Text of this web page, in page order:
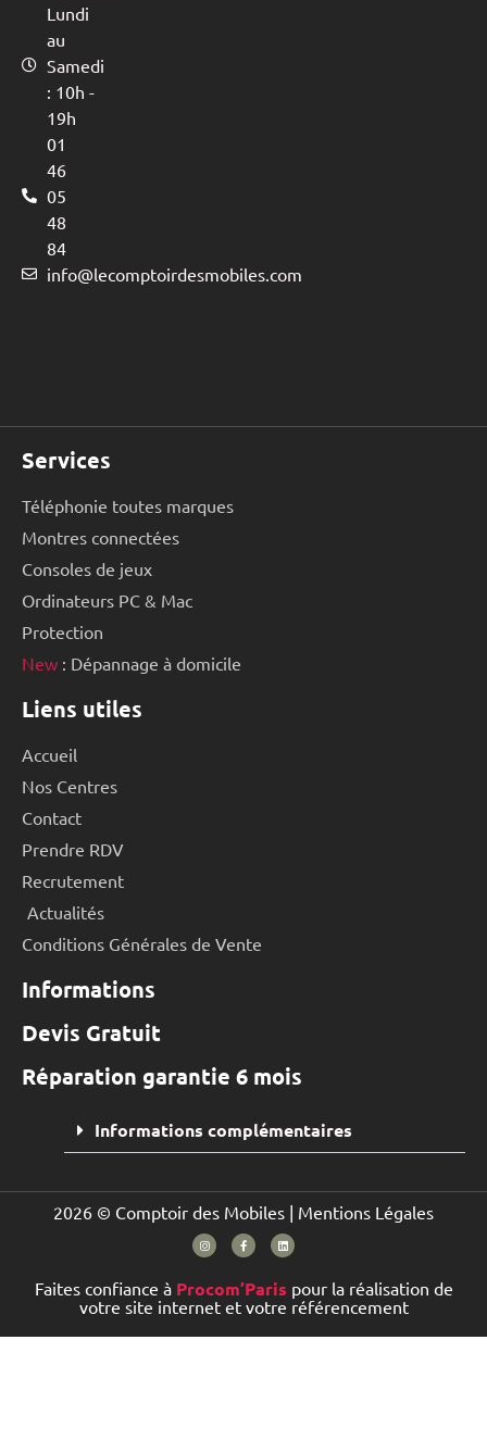
Lundi
au
Samedi
: 10h -
19h
01
46
05
48
84
info@lecomptoirdesmobiles.com
Services
Téléphonie toutes marques
Montres connectées
Consoles de jeux
Ordinateurs PC & Mac
Protection
New : Dépannage à domicile
Liens utiles
Accueil
Nos Centres
Contact
Prendre RDV
Recrutement
Actualités
Conditions Générales de Vente
Informations
Devis Gratuit
Réparation garantie 6 mois
Informations complémentaires
2026 © Comptoir des Mobiles | Mentions Légales
Faites confiance à Procom’Paris pour la réalisation de
votre site internet et votre référencement